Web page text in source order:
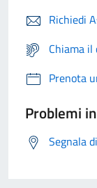
Richiedi
Chiama
Prenota
Problemi
Segnala